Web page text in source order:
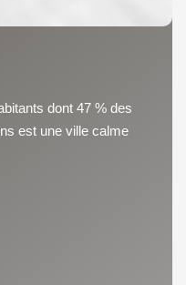
dont 47 % des
est une ville calme